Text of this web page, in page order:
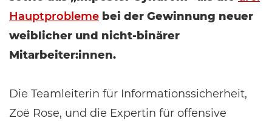
Hauptprobleme bei der Gewinnung neuer
weiblicher und nicht-binärer
Mitarbeiter:innen.
Die Teamleiterin für Informationssicherheit,
Zoë Rose, und die Expertin für offensive